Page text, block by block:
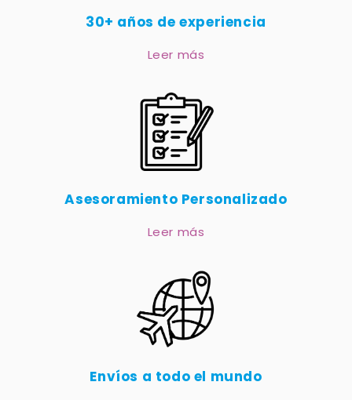
30+ años de experiencia
Leer más
Asesoramiento Personalizado
Leer más
Envíos a todo el mundo